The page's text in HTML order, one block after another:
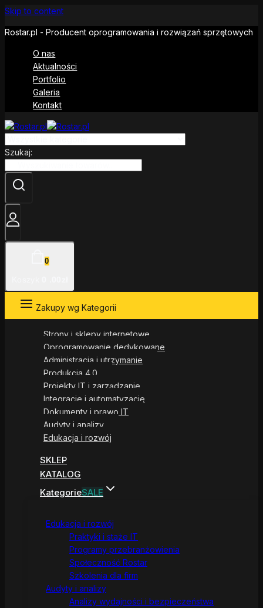
Skip to content
Rostar.pl - Producent oprogramowania i rozwiązań sprzętowych
O nas
Aktualności
Portfolio
Galeria
Kontakt
Szukaj:
0
Zakupy wg Kategorii
Strony i sklepy internetowe
Oprogramowanie dedykowane
Administracja i utrzymanie
Produkcja 4.0
Projekty IT i zarządzanie
Integracje i automatyzacje
Dokumenty i prawo IT
Audyty i analizy
Edukacja i rozwój
SKLEP
KATALOG
KategorieSALE
Edukacja i rozwój
Praktyki i staże IT
Programy przebranżowienia
Społeczność Rostar
Szkolenia dla firm
Audyty i analizy
Analizy wydajności i bezpieczeństwa